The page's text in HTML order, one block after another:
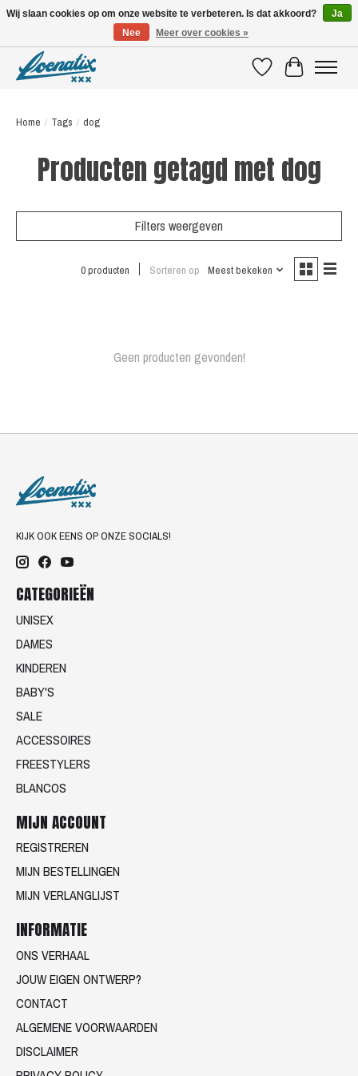
VerlanglijstWinkelwagen
Home / Tags / dog
Producten getagd met dog
Filters weergeven
0 producten Sorteren op Meest bekeken
Geen producten gevonden!
KIJK OOK EENS OP ONZE SOCIALS!
CATEGORIEËN
UNISEX
DAMES
KINDEREN
BABY'S
SALE
ACCESSOIRES
FREESTYLERS
BLANCOS
MIJN ACCOUNT
REGISTREREN
MIJN BESTELLINGEN
MIJN VERLANGLIJST
INFORMATIE
ONS VERHAAL
JOUW EIGEN ONTWERP?
CONTACT
ALGEMENE VOORWAARDEN
DISCLAIMER
Wij slaan cookies op om onze website te verbeteren. Is dat akkoord?
Ja
Nee
Meer over cookies »